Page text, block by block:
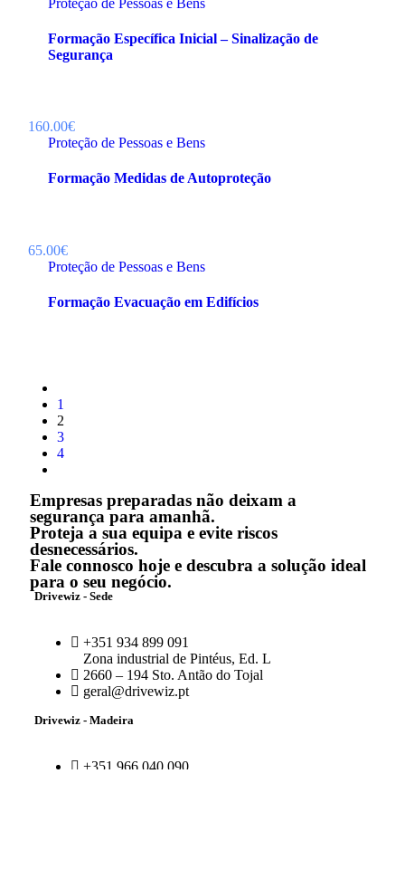
Formação Específica Inicial – Sinalização de
Segurança
160.00€
Proteção de Pessoas e Bens
Formação Medidas de Autoproteção
65.00€
Proteção de Pessoas e Bens
Formação Evacuação em Edifícios
1
2
3
4
Empresas preparadas não deixam a
segurança para amanhã.
Proteja a sua equipa e evite riscos
desnecessários.
Fale connosco hoje e descubra a solução ideal
para o seu negócio.
Drivewiz - Sede
+351 934 899 091
Zona industrial de Pintéus, Ed. L
2660 – 194 Sto. Antão do Tojal
geral@drivewiz.pt
Drivewiz - Madeira
+351 966 040 090